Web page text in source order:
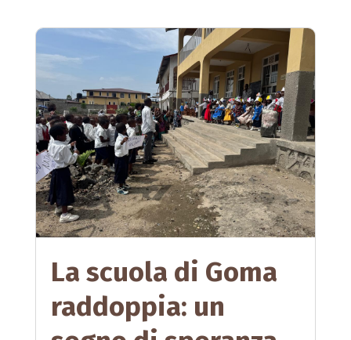
La scuola di Goma
raddoppia: un